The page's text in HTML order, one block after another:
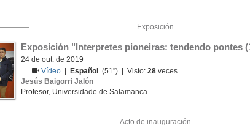
Exposición
Exposición "Interpretes pioneiras: tendendo pontes
24 de out. de 2019
Vídeo
Español (51'') | Visto:28 veces
Jesús Baigorri Jalón
Profesor, Universidade de Salamanca
Acto de inauguración